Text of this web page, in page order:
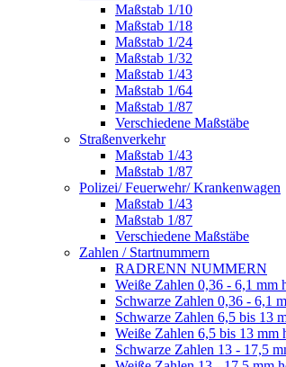
Maßstab 1/10
Maßstab 1/18
Maßstab 1/24
Maßstab 1/32
Maßstab 1/43
Maßstab 1/64
Maßstab 1/87
Verschiedene Maßstäbe
Straßenverkehr
Maßstab 1/43
Maßstab 1/87
Polizei/ Feuerwehr/ Krankenwagen
Maßstab 1/43
Maßstab 1/87
Verschiedene Maßstäbe
Zahlen / Startnummern
RADRENN NUMMERN
Weiße Zahlen 0,36 - 6,1 mm
Schwarze Zahlen 0,36 - 6,1
Schwarze Zahlen 6,5 bis 13
Weiße Zahlen 6,5 bis 13
Schwarze Zahlen 13 - 17,5